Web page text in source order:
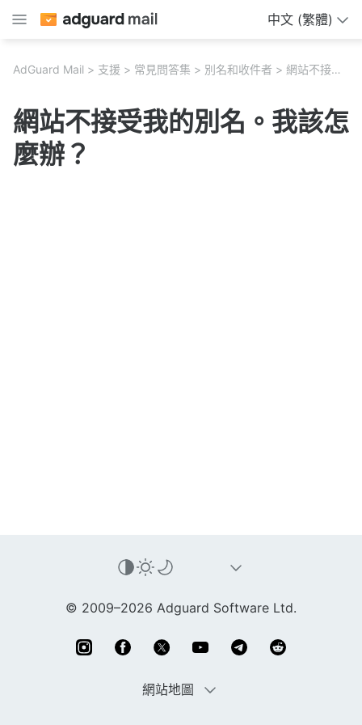
中文 (繁體)
AdGuard Mail 支援 常見問答集 別名和收件者 網站不接受我的別名。我該怎麼辦？
網站不接受我的別名。我該怎
麼辦？
© 2009–2026 Adguard Software Ltd.
網站地圖